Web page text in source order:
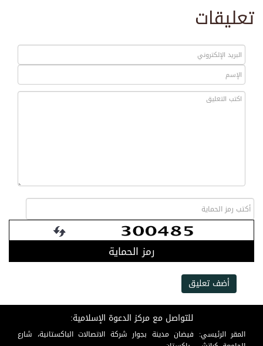
تعليقات
رمز الحماية
أضف تعليق
للتواصل مع مركز الدعوة الإسلامية:
المقر الرئيسي: فيضان مدينة بجوار شركة الاتصالات الباكستانية، شارع